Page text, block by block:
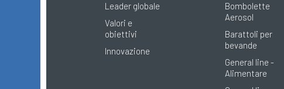
Leader globale
Valori e
obiettivi
Innovazione
Bombolette
Aerosol
Barattoli per
bevande
General line -
Alimentare